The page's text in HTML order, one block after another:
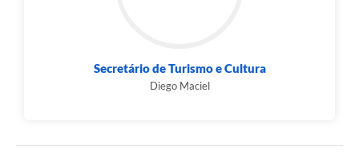
Secretário de Turismo e Cultura
Diego Maciel